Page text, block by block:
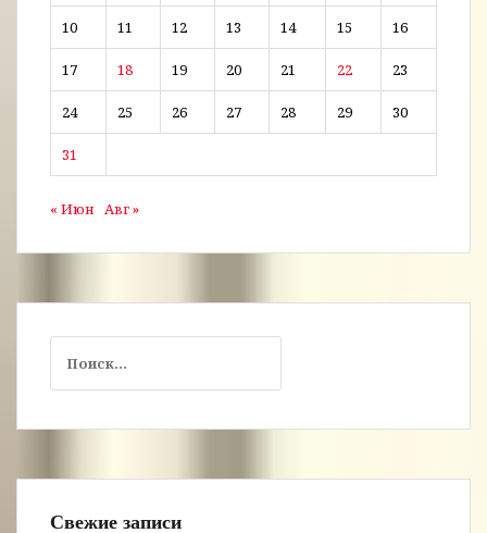
10 11 12 13 14 15 16
17 18 19 20 21 22 23
24 25 26 27 28 29 30
31
« Июн Авг »
Свежие записи